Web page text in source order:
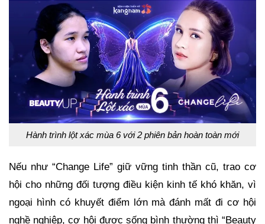
Hành trình lột xác mùa 6 với 2 phiên bản hoàn toàn mới
Nếu như “Change Life” giữ vững tinh thần cũ, trao cơ
hội cho những đối tượng điều kiện kinh tế khó khăn, vì
ngoại hình có khuyết điểm lớn mà đánh mất đi cơ hội
nghề nghiệp, cơ hội được sống bình thường thì “Beauty